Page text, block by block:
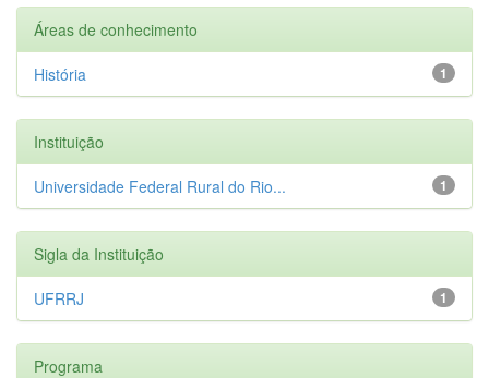
Áreas de conhecimento
1
História
Instituição
1
Universidade Federal Rural do Rio...
Sigla da Instituição
1
UFRRJ
Programa